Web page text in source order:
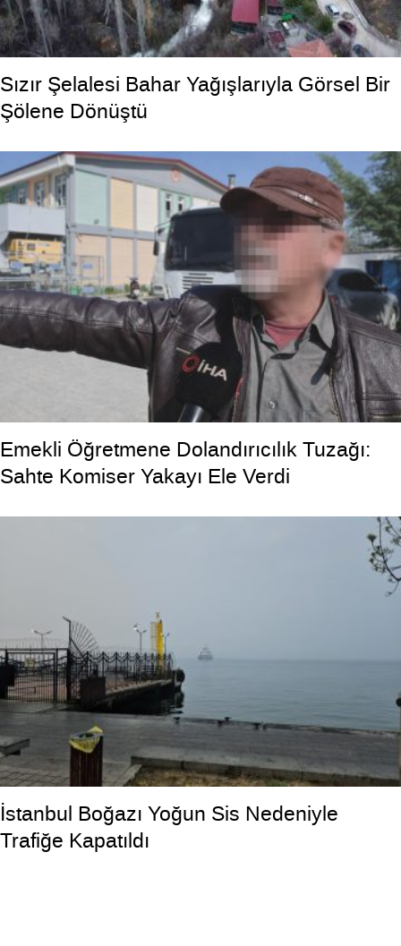
Sızır Şelalesi Bahar Yağışlarıyla Görsel Bir
Şölene Dönüştü
Emekli Öğretmene Dolandırıcılık Tuzağı:
Sahte Komiser Yakayı Ele Verdi
İstanbul Boğazı Yoğun Sis Nedeniyle
Trafiğe Kapatıldı